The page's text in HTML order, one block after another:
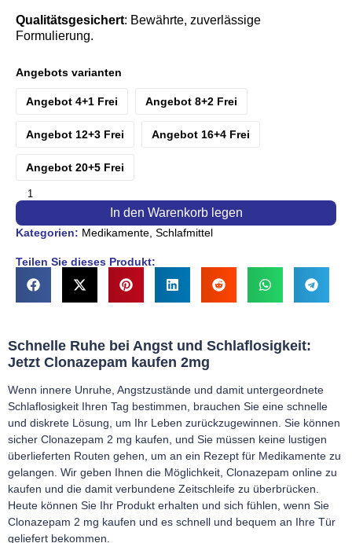
Qualitätsgesichert: Bewährte, zuverlässige
Formulierung.
Angebots varianten
Angebot 4+1 Frei Angebot 8+2 Frei
Angebot 12+3 Frei Angebot 16+4 Frei
Angebot 20+5 Frei
In den Warenkorb legen
Kategorien: Medikamente Schlafmittel
Teilen Sie dieses Produkt:
Schnelle Ruhe bei Angst und Schlaflosigkeit:
Jetzt Clonazepam kaufen 2mg
Wenn innere Unruhe, Angstzustände und damit untergeordnete
Schlaflosigkeit Ihren Tag bestimmen, brauchen Sie eine schnelle
und diskrete Lösung, um Ihr Leben zurückzugewinnen. Sie können
sicher Clonazepam 2 mg kaufen, und Sie müssen keine lustigen
überlieferten Routen gehen, um an ein Rezept für Medikamente zu
gelangen. Wir geben Ihnen die Möglichkeit, Clonazepam online zu
kaufen und die damit verbundene Zeitschleife zu überbrücken.
Heute können Sie Ihr Produkt erhalten und sich fühlen, wenn Sie
Clonazepam 2 mg kaufen und es schnell und bequem an Ihre Tür
geliefert bekommen.